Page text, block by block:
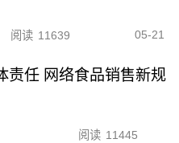
阅读 11639 05-21
责任 网络食品销售新规
阅读 11445